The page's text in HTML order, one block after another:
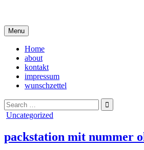
content
Menu
Home
about
kontakt
impressum
wunschzettel
Search
for:
Posted
Uncategorized
packstation mit nummer